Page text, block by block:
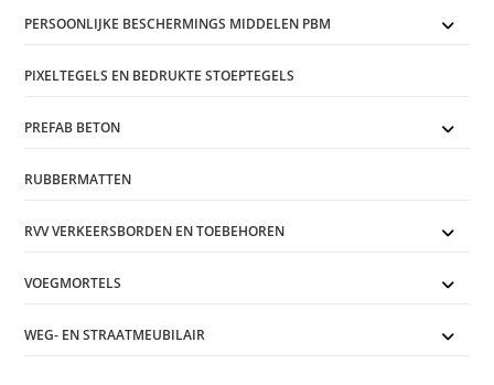
PERSOONLIJKE BESCHERMINGS MIDDELEN PBM
PIXELTEGELS EN BEDRUKTE STOEPTEGELS
PREFAB BETON
RUBBERMATTEN
RVV VERKEERSBORDEN EN TOEBEHOREN
VOEGMORTELS
WEG- EN STRAATMEUBILAIR